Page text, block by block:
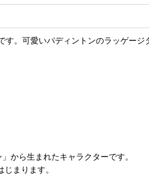
。可愛いパディントンのラッゲー
から生まれたキャラクターです。
まります。